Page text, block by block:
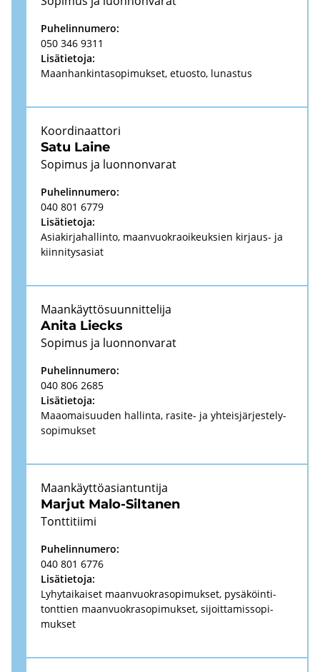
Pu­he­lin­nu­me­ro:
050 346 9311
Li­sä­tie­to­ja:
Maan­han­kin­ta­so­pi­muk­set, etuos­to, lu­nas­tus
Satu Laine
Koor­di­naat­to­ri
So­pi­mus ja luon­non­va­rat
Pu­he­lin­nu­me­ro:
040 801 6779
Li­sä­tie­to­ja:
Asia­kir­ja­hal­lin­to, maan­vuo­kra­oi­keuk­sien kirjaus-​ ja
kiin­ni­tys­asiat
Anita Liecks
Maan­käyt­tö­suun­nit­te­li­ja
So­pi­mus ja luon­non­va­rat
Pu­he­lin­nu­me­ro:
040 806 2685
Li­sä­tie­to­ja:
Maa­omai­suu­den hal­lin­ta, rasite-​ ja yh­teis­jär­jes­te­ly­
so­pi­muk­set
Mar­jut Malo-​Siltanen
Maan­käyt­tö­asian­tun­ti­ja
Tont­ti­tii­mi
Pu­he­lin­nu­me­ro:
040 801 6776
Li­sä­tie­to­ja:
Ly­hy­tai­kai­set maan­vuo­kra­so­pi­muk­set, py­sä­köin­ti­
tont­tien maan­vuo­kra­so­pi­muk­set, si­joit­ta­mis­so­pi­
muk­set